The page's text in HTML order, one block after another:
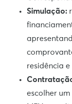
Simulação:
residência
escolher